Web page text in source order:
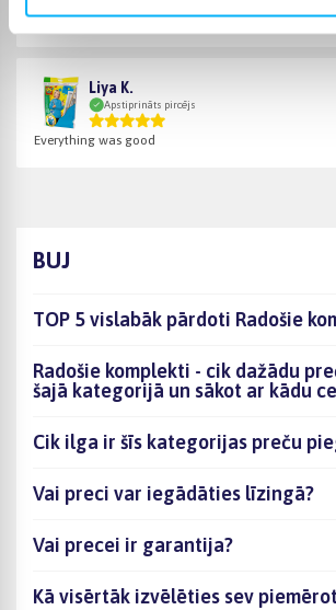
Ļoti ātra piegade
Liya K.
Apstiprināts pircējs
Everything was good
BUJ
TOP 5 vislabāk pārdoti Radošie
Radošie komplekti - cik dažādu
šajā kategorijā un sākot ar kādu
Cik ilga ir šīs kategorijas preču
Vai preci var iegādāties līzingā?
Vai precei ir garantija?
Kā visērtāk izvēlēties sev